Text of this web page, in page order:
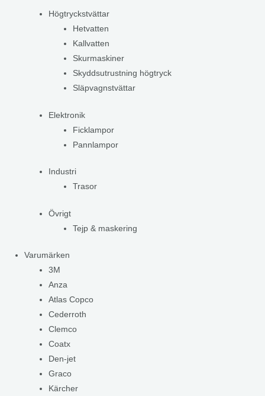
Högtryckstvättar
Hetvatten
Kallvatten
Skurmaskiner
Skyddsutrustning högtryck
Släpvagnstvättar
Elektronik
Ficklampor
Pannlampor
Industri
Trasor
Övrigt
Tejp & maskering
Varumärken
3M
Anza
Atlas Copco
Cederroth
Clemco
Coatx
Den-jet
Graco
Kärcher